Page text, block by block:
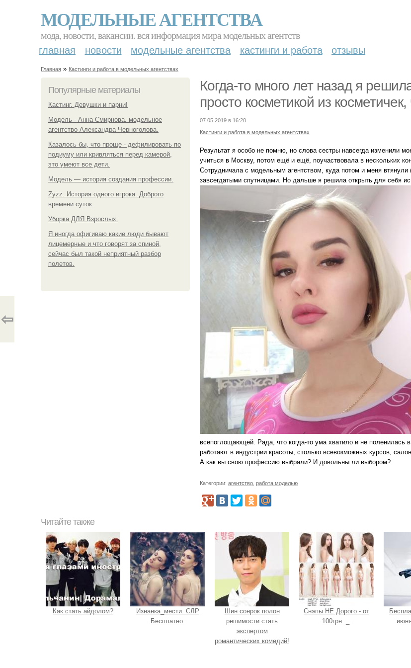
МОДЕЛЬНЫЕ АГЕНТСТВА
мода, новости, вакансии. вся информация мира модельных агентств
главная новости модельные агентства кастинги и работа отзывы
Главная » Кастинги и работа в модельных агентствах
Популярные материалы
Кастинг. Девушки и парни!
Модель - Анна Смирнова. модельное
агентство Александра Черноголова.
Казалось бы, что проще - дефилировать по
подиуму или кривляться перед камерой,
это умеют все дети.
Модель — история создания профессии.
Zyzz. История одного игрока. Доброго
времени суток.
Уборка ДЛЯ Взрослых.
Я иногда офигиваю какие люди бывают
лицемерные и что говорят за спиной,
сейчас был такой неприятный разбор
полетов.
Когда-то много лет назад я
просто косметикой из
07.05.2019 в 16:20
Кастинги и работа в модельных агентствах
Результат я особо не помню, но слова сестры навсегда изменили
учиться в Москву, потом ещё и ещё, поучаствовала в нескольких
Сотрудничала с модельным агентством, куда потом и меня
завсегдатыми спутницами. Но дальше я решила открыть для себя
всепоглощающей. Рада, что когда-то ума хватило и не поленилась
работают в индустрии красоты, столько всевозможных курсов,
А как вы свою профессию выбрали? И довольны ли выбором?
Категории: агентство работа моделью
⇦
Читайте также
Как стать айдолом?
Изнанка_мести. СЛР
Бесплатно.
Шин сонрок полон
решимости стать
экспертом
романтических комедий!
Снэпы НЕ Дорого - от
100грн. _.